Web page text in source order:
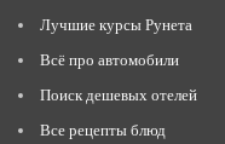
Лучшие курсы Рунета
Всё про автомобили
Поиск дешевых отелей
Все рецепты блюд